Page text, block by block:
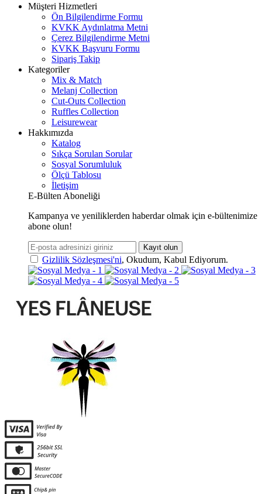
Müşteri Hizmetleri
Ön Bilgilendirme Formu
KVKK Aydınlatma Metni
Çerez Bilgilendirme Metni
KVKK Başvuru Formu
Sipariş Takip
Kategoriler
Mix & Match
Melanj Collection
Cut-Outs Collection
Ruffles Collection
Leisurewear
Hakkımızda
Katalog
Sıkça Sorulan Sorular
Sosyal Sorumluluk
Ölçü Tablosu
İletişim
E-Bülten Aboneliği
Kampanya ve yeniliklerden haberdar olmak için e-bültenimize
abone olun!
Kayıt olun
Gizlilik Sözleşmesi'ni, Okudum, Kabul Ediyorum.